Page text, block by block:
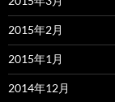
2015年2月
2015年1月
2014年12月